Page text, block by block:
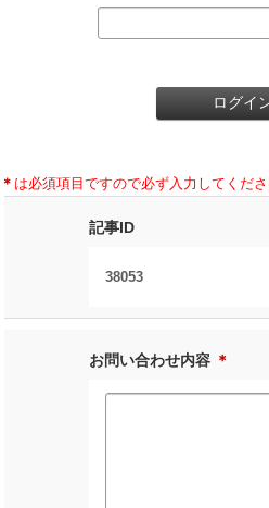
＊ は必須項目ですので必ず入力してくださ
記事ID
38053
お問い合わせ内容 ＊